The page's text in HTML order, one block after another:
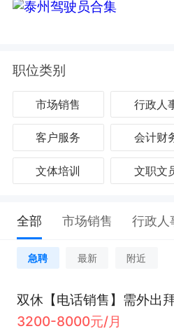
职位类别
市场销售 行政人
客户服务 会计财
文体培训 文职文
全部 市场销售 行政人
急聘 最新 附近
双休【电话销售】需外出
3200-8000元/月